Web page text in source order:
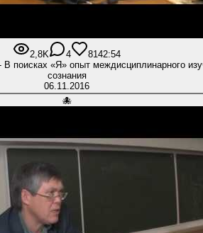
2,8K 4 8142:54
В поисках «Я» опыт междисциплинарного
сознания
06.11.2016
🐙